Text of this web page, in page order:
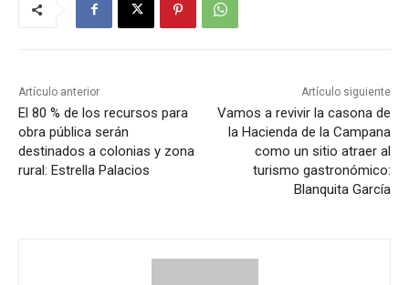
Artículo anterior
El 80 % de los recursos para
obra pública serán
destinados a colonias y zona
rural: Estrella Palacios
Artículo siguiente
Vamos a revivir la casona de
la Hacienda de la Campana
como un sitio atraer al
turismo gastronómico:
Blanquita García